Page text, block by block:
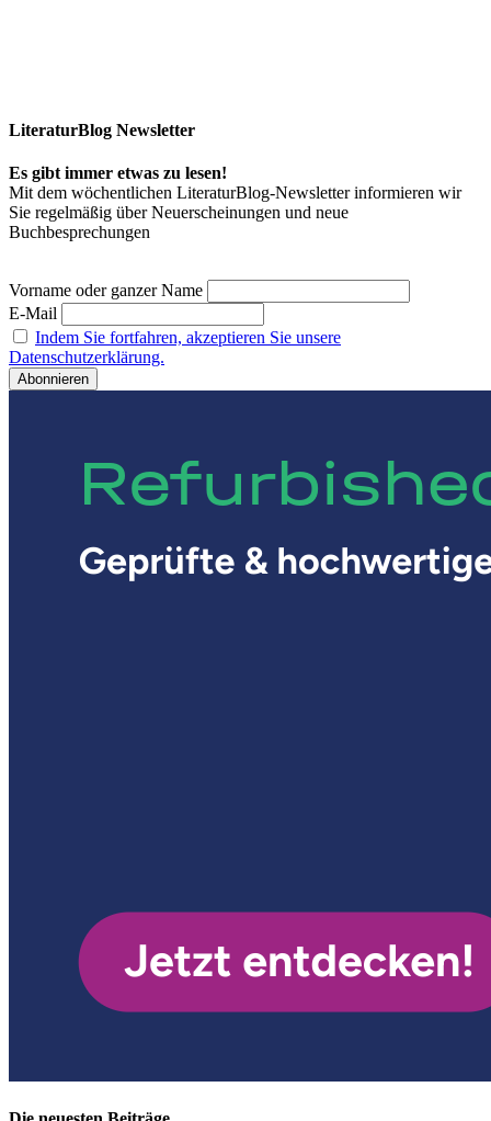
LiteraturBlog Newsletter
Es gibt immer etwas zu lesen!
Mit dem wöchentlichen LiteraturBlog-Newsletter informieren wir
Sie regelmäßig über Neuerscheinungen und neue
Buchbesprechungen
Vorname oder ganzer Name
E-Mail
Indem Sie fortfahren, akzeptieren Sie unsere
Datenschutzerklärung.